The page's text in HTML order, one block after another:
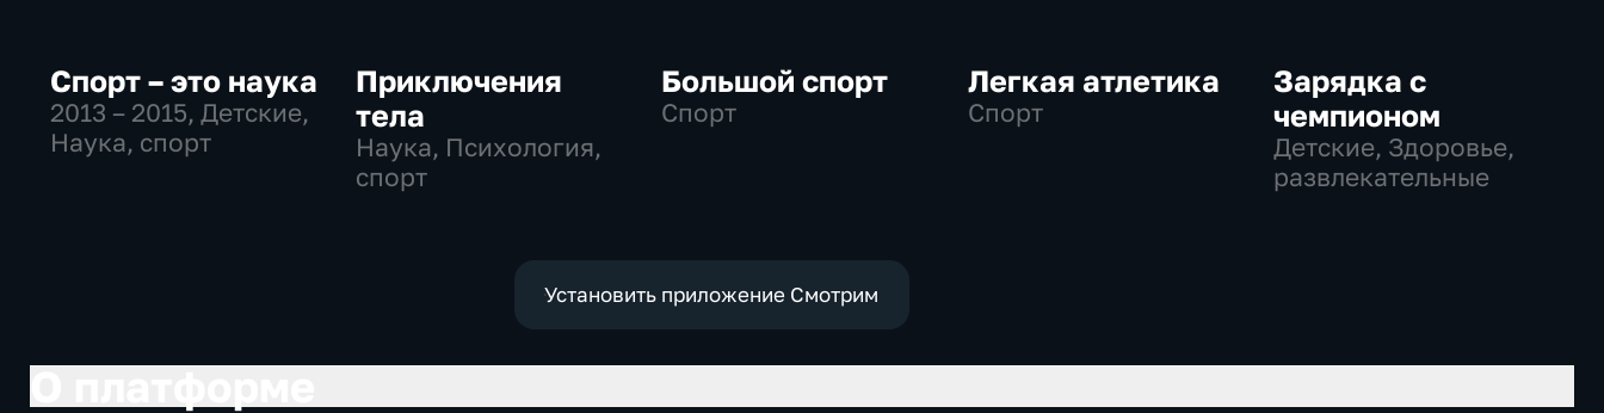
Спорт – это наука
2013 – 2015, Детские,
Наука, спорт
Приключения
тела
Наука, Психология,
спорт
Большой спорт
Спорт
Легкая атлетика
Спорт
Зарядка с
чемпионом
Детские, Здоровье,
развлекательные
Установить приложение Смотрим